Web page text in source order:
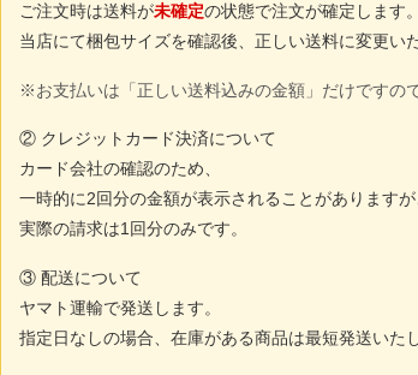
ご注文時は送料が未確定の状態で注文が確定します。
当店にて梱包サイズを確認後、 正しい送料に変更い
※お支払いは「正しい送料込みの金額」だけですの
② クレジットカード決済について
カード会社の確認のため、
一時的に2回分の金額が表示されることがありますが
実際の請求は1回分のみです。
③ 配送について
ヤマト運輸で発送します。
指定日なしの場合、 在庫がある商品は最短発送いた